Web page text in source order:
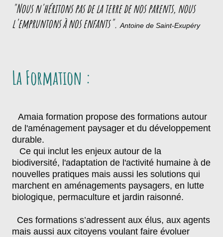
"Nous n'héritons pas de la terre de nos parents, nous
l'empruntons à nos enfants". Antoine de Saint-Exupéry
La Formation :
Amaia formation propose des formations autour
de l'aménagement paysager et du développement
durable.
Ce qui inclut les enjeux autour de la
biodiversité, l'adaptation de l'activité humaine à de
nouvelles pratiques mais aussi les solutions qui
marchent en aménagements paysagers, en lutte
biologique, permaculture et jardin raisonné.
Ces formations s’adressent aux élus, aux agents
mais aussi aux citoyens voulant faire évoluer